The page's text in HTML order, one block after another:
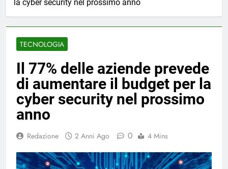
la cyber security nel prossimo anno
TECNOLOGIA
Il 77% delle aziende prevede
di aumentare il budget per la
cyber security nel prossimo
anno
Redazione 2 Anni Ago 0 4 Mins